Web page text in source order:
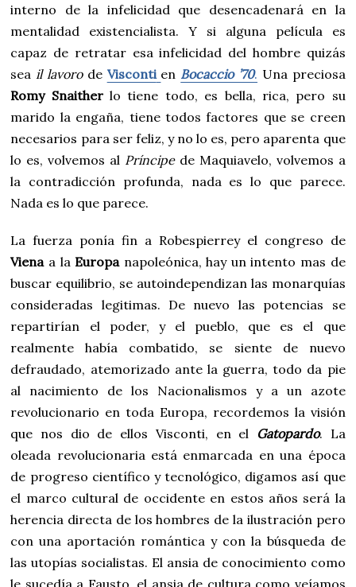
interno de la infelicidad que desencadenará en la
mentalidad existencialista. Y si alguna película es
capaz de retratar esa infelicidad del hombre quizás
sea il lavorode Visconti en Bocaccio ’70. Una preciosa
Romy Snaitherlo tiene todo, es bella, rica, pero su
marido la engaña, tiene todos factores que se creen
necesarios para ser feliz, y no lo es, pero aparenta que
lo es, volvemos al Príncipede Maquiavelo, volvemos a
la contradicción profunda, nada es lo que parece.
Nada es lo que parece.
La fuerza ponía fin a Robespierrey el congreso de
Vienaa la Europanapoleónica, hay un intento mas de
buscar equilibrio, se autoindependizan las monarquías
consideradas legitimas. De nuevo las potencias se
repartirían el poder, y el pueblo, que es el que
realmente había combatido, se siente de nuevo
defraudado, atemorizado ante la guerra, todo da pie
al nacimiento de los Nacionalismos y a un azote
revolucionario en toda Europa, recordemos la visión
que nos dio de ellos Visconti, en el
Gatopardo. La
oleada revolucionaria está enmarcada en una época
de progreso científico y tecnológico, digamos así que
el marco cultural de occidente en estos años será la
herencia directa de los hombres de la ilustración pero
con una aportación romántica y con la búsqueda de
las utopías socialistas. El ansia de conocimiento como
le sucedía a Fausto, el ansia de cultura como veíamos